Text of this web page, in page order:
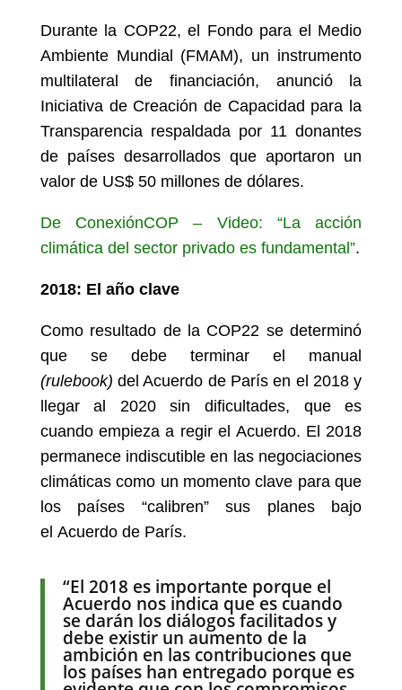
Durante la COP22, el Fondo para el Medio
Ambiente Mundial (FMAM), un instrumento
multilateral de financiación, anunció la
Iniciativa de Creación de Capacidad para la
Transparencia respaldada por 11 donantes
de países desarrollados que aportaron un
valor de US$ 50 millones de dólares.
De ConexiónCOP – Video: “La acción
climática del sector privado es fundamental”.
2018: El año clave
Como resultado de la COP22 se determinó
que se debe terminar el manual
(rulebook)del Acuerdo de París en el 2018 y
llegar al 2020 sin dificultades, que es
cuando empieza a regir el Acuerdo. El 2018
permanece indiscutible en las negociaciones
climáticas como un momento clave para que
los países “calibren” sus planes bajo
el Acuerdo de París.
“El 2018 es importante porque el
Acuerdo nos indica que es cuando
se darán los diálogos facilitados y
debe existir un aumento de la
ambición en las contribuciones que
los países han entregado porque es